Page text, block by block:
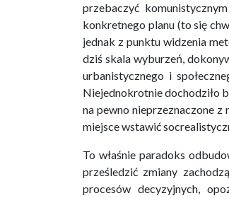
przebaczyć
konkretnego planu (to się
jednak z punktu widzenia
dziś skala wyburzeń,
urbanistycznego i
Niejednokrotnie dochodziło
na pewno nieprzeznaczone
miejsce wstawić
To właśnie paradoks
prześledzić zmiany
procesów decyzyjnych,